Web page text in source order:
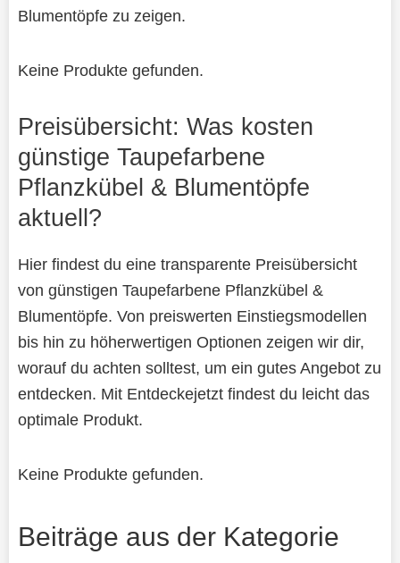
Blumentöpfe zu zeigen.
Keine Produkte gefunden.
Preisübersicht: Was kosten
günstige Taupefarbene
Pflanzkübel & Blumentöpfe
aktuell?
Hier findest du eine transparente Preisübersicht
von günstigen Taupefarbene Pflanzkübel &
Blumentöpfe. Von preiswerten Einstiegsmodellen
bis hin zu höherwertigen Optionen zeigen wir dir,
worauf du achten solltest, um ein gutes Angebot zu
entdecken. Mit Entdeckejetzt findest du leicht das
optimale Produkt.
Keine Produkte gefunden.
Beiträge aus der Kategorie